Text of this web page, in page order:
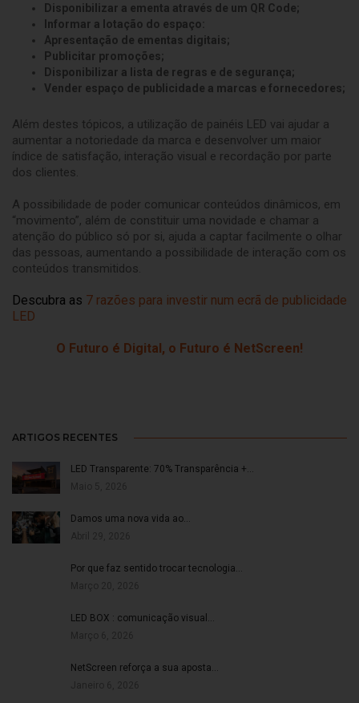
Disponibilizar a ementa através de um QR Code;
Informar a lotação do espaço:
Apresentação de ementas digitais;
Publicitar promoções;
Disponibilizar a lista de regras e de segurança;
Vender espaço de publicidade a marcas e fornecedores;
Além destes tópicos, a utilização de painéis LED vai ajudar a
aumentar a notoriedade da marca e desenvolver um maior
índice de satisfação, interação visual e recordação por parte
dos clientes.
A possibilidade de poder comunicar conteúdos dinâmicos, em
“movimento”, além de constituir uma novidade e chamar a
atenção do público só por si, ajuda a captar facilmente o olhar
das pessoas, aumentando a possibilidade de interação com os
conteúdos transmitidos.
Descubra as 7 razões para investir num ecrã de publicidade
LED
O Futuro é Digital, o Futuro é NetScreen!
ARTIGOS RECENTES
LED Transparente: 70% Transparência +…
Damos uma nova vida ao…
Por que faz sentido trocar tecnologia…
LED BOX : comunicação visual…
NetScreen reforça a sua aposta…